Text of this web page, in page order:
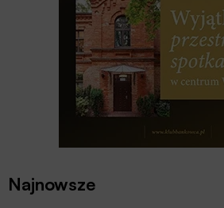
Najnowsze